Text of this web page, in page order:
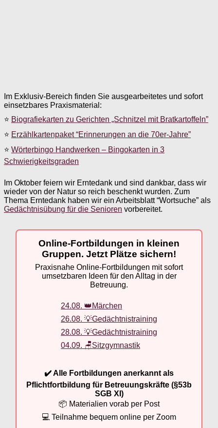
Im Exklusiv-Bereich finden Sie ausgearbeitetes und sofort
einsetzbares Praxismaterial:
⭐ Biografiekarten zu Gerichten „Schnitzel mit Bratkartoffeln”
⭐ Erzählkartenpaket “Erinnerungen an die 70er-Jahre”
⭐ Wörterbingo Handwerken – Bingokarten in 3
Schwierigkeitsgraden
Im Oktober feiern wir Erntedank und sind dankbar, dass wir
wieder von der Natur so reich beschenkt wurden. Zum
Thema Erntedank haben wir ein Arbeitsblatt “Wortsuche” als
Gedächtnisübung für die Senioren vorbereitet.
Online-Fortbildungen in kleinen
Gruppen. Jetzt Plätze sichern!
Praxisnahe Online-Fortbildungen mit sofort
umsetzbaren Ideen für den Alltag in der
Betreuung.
24.08. 👑Märchen
26.08. 💡Gedächtnistraining
28.08. 💡Gedächtnistraining
04.09. 🪑Sitzgymnastik
✔️ Alle Fortbildungen anerkannt als
Pflichtfortbildung für Betreuungskräfte (§53b
SGB XI)
📦 Materialien vorab per Post
💻 Teilnahme bequem online per Zoom